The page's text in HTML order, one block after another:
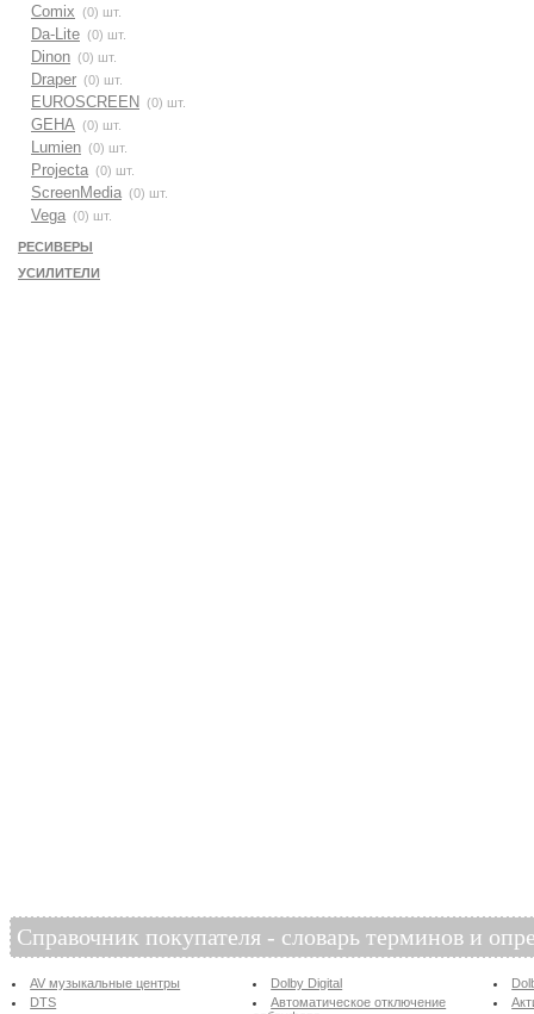
Comix (0) шт.
Da-Lite (0) шт.
Dinon (0) шт.
Draper (0) шт.
EUROSCREEN (0) шт.
GEHA (0) шт.
Lumien (0) шт.
Projecta (0) шт.
ScreenMedia (0) шт.
Vega (0) шт.
РЕСИВЕРЫ
УСИЛИТЕЛИ
Справочник покупателя - словарь терминов и
AV музыкальные центры Dolby Digital
DTS
Автоматическое отключение